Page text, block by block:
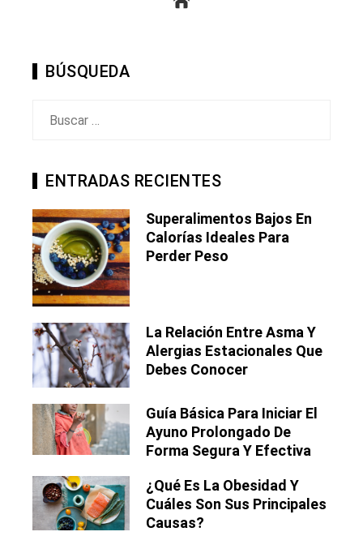
BÚSQUEDA
ENTRADAS RECIENTES
Superalimentos Bajos En
Calorías Ideales Para
Perder Peso
La Relación Entre Asma Y
Alergias Estacionales Que
Debes Conocer
Guía Básica Para Iniciar El
Ayuno Prolongado De
Forma Segura Y Efectiva
¿Qué Es La Obesidad Y
Cuáles Son Sus Principales
Causas?